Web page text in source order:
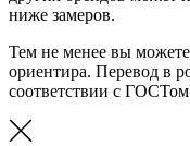
ниже замеров.
Тем не менее вы можете
ориентира. Перевод в
соответствии с